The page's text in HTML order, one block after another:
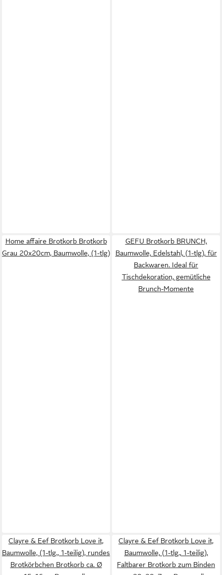
Home affaire Brotkorb Brotkorb
Grau 20x20cm, Baumwolle, (1-tlg)
GEFU Brotkorb BRUNCH,
Baumwolle, Edelstahl, (1-tlg), für
Backwaren. Ideal für
Tischdekoration, gemütliche
Brunch-Momente
Clayre & Eef Brotkorb Love it,
Baumwolle, (1-tlg., 1-teilig), rundes
Brotkörbchen Brotkorb ca. Ø
Clayre & Eef Brotkorb Love it,
Baumwolle, (1-tlg., 1-teilig),
Faltbarer Brotkorb zum Binden